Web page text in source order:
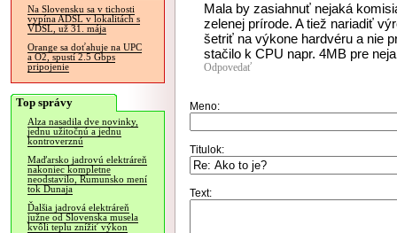
Na Slovensku sa v tichosti
vypína ADSL v lokalitách s
VDSL, už 31. mája
Orange sa doťahuje na UPC
a O2, spustí 2.5 Gbps
pripojenie
Top správy
Alza nasadila dve novinky,
jednu užitočnú a jednu
kontroverznú
Maďarsko jadrovú elektráreň
nakoniec kompletne
neodstavilo, Rumunsko mení
tok Dunaja
Ďalšia jadrová elektráreň
južne od Slovenska musela
kvôli teplu znížiť výkon
Mala by zasiahnuť nejaká
zelenej prírode. A tiež nariadiť
šetriť na výkone hardvéru a nie
stačilo k CPU napr. 4MB pre
Odpovedať
Meno:
Titulok:
Text: